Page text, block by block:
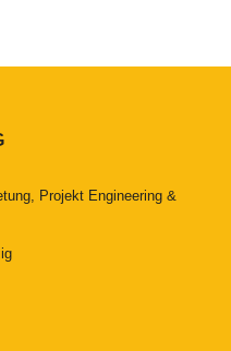
Projekt Engineering &